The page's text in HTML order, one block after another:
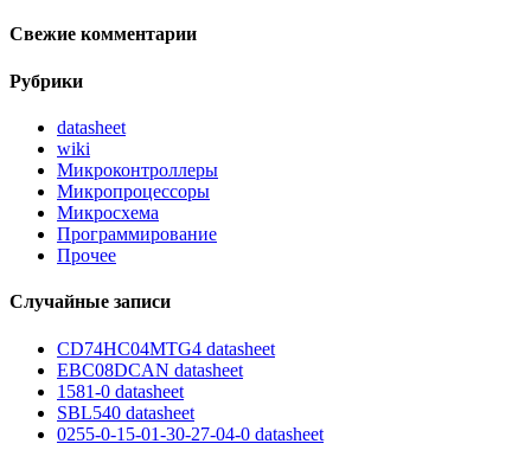
Свежие комментарии
Рубрики
datasheet
wiki
Микроконтроллеры
Микропроцессоры
Микросхема
Программирование
Прочее
Случайные записи
CD74HC04MTG4 datasheet
EBC08DCAN datasheet
1581-0 datasheet
SBL540 datasheet
0255-0-15-01-30-27-04-0 datasheet